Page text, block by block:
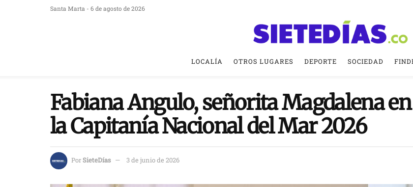
Santa Marta - 6 de agosto de 2026
LOCALÍA OTROS LUGARES DEPORTE SOCIEDAD
Fabiana Angulo, señorita Magdalena en
la Capitanía Nacional del Mar 2026
PorSieteDías 3 de junio de 2026